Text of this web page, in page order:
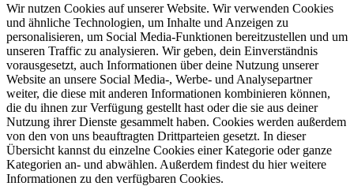
Wir nutzen Cookies auf unserer Website. Wir verwenden Cookies
und ähnliche Technologien, um Inhalte und Anzeigen zu
personalisieren, um Social Media-Funktionen bereitzustellen und um
unseren Traffic zu analysieren. Wir geben, dein Einverständnis
vorausgesetzt, auch Informationen über deine Nutzung unserer
Website an unsere Social Media-, Werbe- und Analysepartner
weiter, die diese mit anderen Informationen kombinieren können,
die du ihnen zur Verfügung gestellt hast oder die sie aus deiner
Nutzung ihrer Dienste gesammelt haben. Cookies werden außerdem
von den von uns beauftragten Drittparteien gesetzt. In dieser
Übersicht kannst du einzelne Cookies einer Kategorie oder ganze
Kategorien an- und abwählen. Außerdem findest du hier weitere
Informationen zu den verfügbaren Cookies.